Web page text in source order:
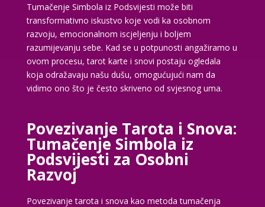
Tumačenje Simbola iz Podsvijesti može biti
transformativno iskustvo koje vodi ka osobnom
razvoju, emocionalnom iscjeljenju i boljem
razumijevanju sebe. Kad se u potpunosti angažiramo u
ovom procesu, tarot karte i snovi postaju ogledala
koja odražavaju našu dušu, omogućujući nam da
vidimo ono što je često skriveno od svjesnog uma.
Povezivanje Tarota i Snova:
Tumačenje Simbola iz
Podsvijesti za Osobni
Razvoj
Povezivanje tarota i snova kao metoda tumačenja